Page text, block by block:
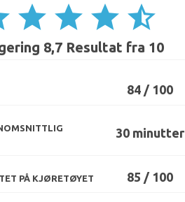
star star star star_half
8,7 Resultat fra 10
84 / 100
30 minutter
PÅ KJØRETØYET 85 / 100